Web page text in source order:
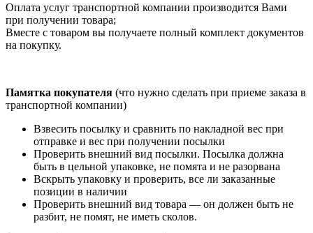
Оплата услуг транспортной компании производится Вами
при получении товара;
Вместе с товаром вы получаете полный комплект документов
на покупку.
Памятка покупателя (что нужно сделать при приеме заказа в
транспортной компании)
Взвесить посылку и сравнить по накладной вес при
отправке и вес при получении посылки
Проверить внешний вид посылки. Посылка должна
быть в цельной упаковке, не помята и не разорвана
Вскрыть упаковку и проверить, все ли заказанные
позиции в наличии
Проверить внешний вид товара — он должен быть не
разбит, не помят, не иметь сколов.